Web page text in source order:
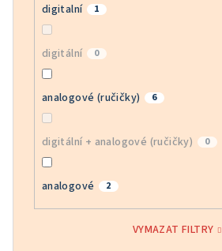
digitalní 1
digitální 0
analogové (ručičky) 6
digitální + analogové (ručičky) 0
analogové 2
VYMAZAT FILTRY